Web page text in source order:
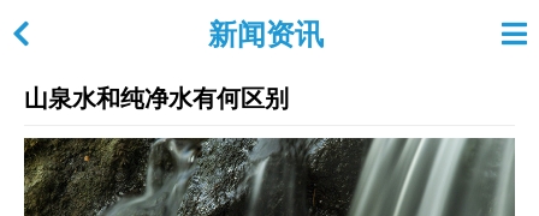
新闻资讯
山泉水和纯净水有何区别